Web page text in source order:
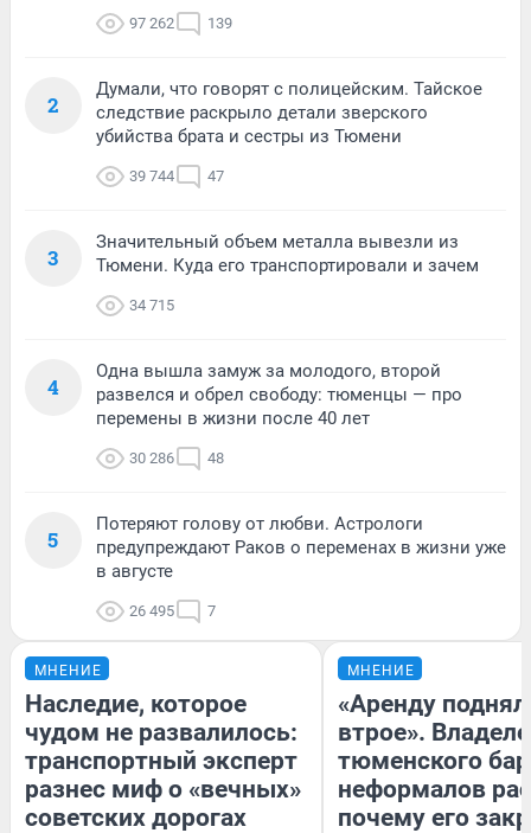
97 262 139
2
Думали, что говорят с полицейским. Тайское
следствие раскрыло детали зверского
убийства брата и сестры из Тюмени
39 744 47
3
Значительный объем металла вывезли из
Тюмени. Куда его транспортировали и зачем
34 715
4
Одна вышла замуж за молодого, второй
развелся и обрел свободу: тюменцы — про
перемены в жизни после 40 лет
30 286 48
5
Потеряют голову от любви. Астрологи
предупреждают Раков о переменах в жизни уже
в августе
26 495 7
МНЕНИЕ
Наследие, которое
чудом не развалилось:
транспортный эксперт
разнес миф о «вечных»
советских дорогах
МНЕНИЕ
«Аренду
втрое».
тюменского
неформалов
почему его